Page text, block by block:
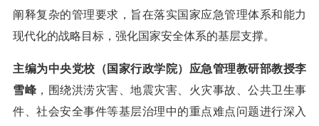
阐释复杂的管理要求，旨在落实国家应急管理体系和能力
现代化的战略目标，强化国家安全体系的基层支撑。
主编为中央党校（国家行政学院）应急管理教研部教授李
雪峰 ，围绕洪涝灾害、地震灾害、火灾事故、公共卫生事
件、社会安全事件等基层治理中的重点难点问题进行深入